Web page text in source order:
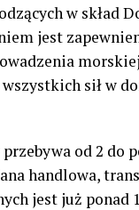
w skład
jest
sił w
od 2 do
handlowa,
jest już